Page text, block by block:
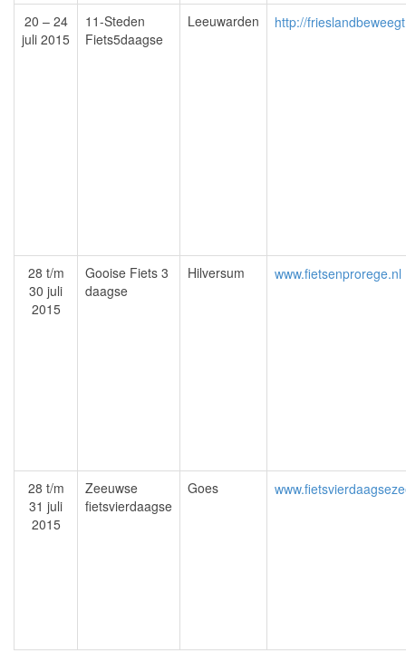
20 – 24
juli 2015
11-Steden
Fiets5daagse
Leeuwarden http://
28 t/m
30 juli
2015
Gooise Fiets 3
daagse
Hilversum www.fietsenprorege.nl
28 t/m
31 juli
2015
Zeeuwse
fietsvierdaagse
Goes